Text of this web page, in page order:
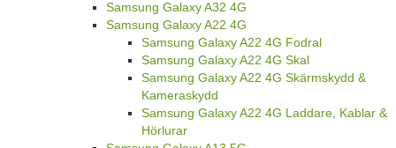
Samsung Galaxy A32 4G
Samsung Galaxy A22 4G
Samsung Galaxy A22 4G Fodral
Samsung Galaxy A22 4G Skal
Samsung Galaxy A22 4G Skärmskydd &
Kameraskydd
Samsung Galaxy A22 4G Laddare, Kablar &
Hörlurar